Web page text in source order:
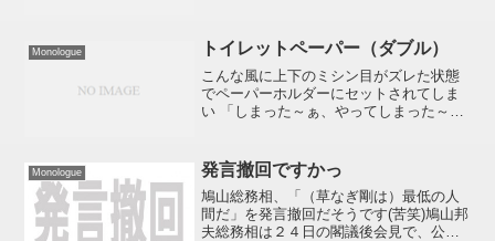
NHKのBlog（NHKオンライン「ラボブロ
グ」）で必要事項を...
Monologue トイレットペーパー（ダブル）
こんな風に上下のミシン目がズレた状態
でペーパーホルダーにセットされてしま
い 「しまった～ぁ、やってしまった～
てから使い始めのところを剥（は）がす
と上...
Monologue 発言撤回ですかっ
鳩山総務相、「（草なぎ剛は）最低の人
間だ」を発言撤回だそうです(苦笑)鳩山邦
夫総務相は２４日の閣議後会見で、公然